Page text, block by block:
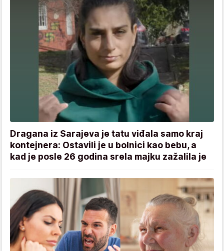
Dragana iz Sarajeva je tatu viđala samo kraj
kontejnera: Ostavili je u bolnici kao bebu, a
kad je posle 26 godina srela majku zažalila je